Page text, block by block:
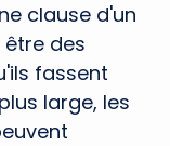
clause d'un
des
fassent
large, les